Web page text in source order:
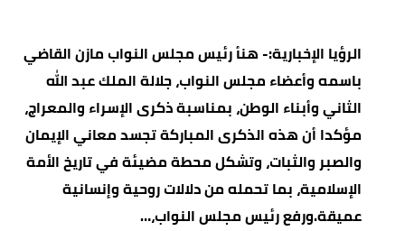
الرؤيا الإخبارية:- هنأ رئيس مجلس النواب مازن القاضي
باسمه وأعضاء مجلس النواب، جلالة الملك عبد الله
الثاني وأبناء الوطن، بمناسبة ذكرى الإسراء والمعراج،
مؤكدا أن هذه الذكرى المباركة تجسد معاني الإيمان
والصبر والثبات، وتشكل محطة مضيئة في تاريخ الأمة
الإسلامية، بما تحمله من دلالات روحية وإنسانية
عميقة.ورفع رئيس مجلس النواب،…